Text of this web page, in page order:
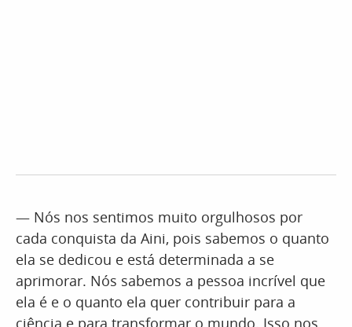
— Nós nos sentimos muito orgulhosos por
cada conquista da Aini, pois sabemos o quanto
ela se dedicou e está determinada a se
aprimorar. Nós sabemos a pessoa incrível que
ela é e o quanto ela quer contribuir para a
ciência e para transformar o mundo. Isso nos